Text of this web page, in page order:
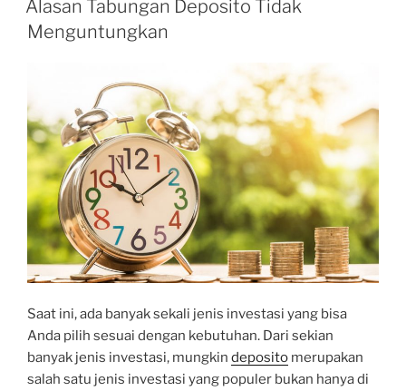
Alasan Tabungan Deposito Tidak
Menguntungkan
Saat ini, ada banyak sekali jenis investasi yang bisa
Anda pilih sesuai dengan kebutuhan. Dari sekian
banyak jenis investasi, mungkin deposito merupakan
salah satu jenis investasi yang populer bukan hanya di